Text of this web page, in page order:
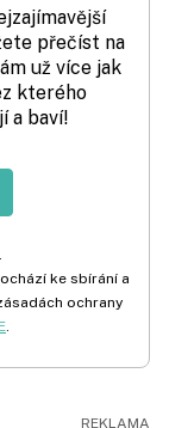
přečíst na
už více jak
kterého
a baví!
ke sbírání a
ochrany
.